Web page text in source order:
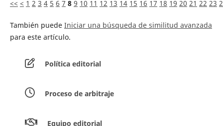
<< < 1 2 3 4 5 6 7 8 9 10 11 12 13 14 15 16 17 18 19 20 21 22 23
También puede Iniciar una búsqueda de similitud avanzada
para este artículo.
Política editorial
Proceso de arbitraje
Equipo editorial